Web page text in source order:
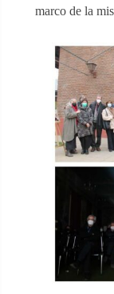
marco de la